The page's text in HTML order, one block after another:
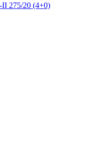
275/20 (4+0)